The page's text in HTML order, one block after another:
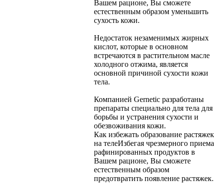
Вашем рационе, Вы сможете
естественным образом уменьшить
сухость кожи.
Недостаток незаменимых жирных
кислот, которые в основном
встречаются в растительном масле
холодного отжима, является
основной причиной сухости кожи
тела.
Компанией Gernetic разработаны
препараты специально для тела для
борьбы и устранения сухости и
обезвоживания кожи.
Как избежать образование растяжек
на телеИзбегая чрезмерного приема
рафинированных продуктов в
Вашем рационе, Вы сможете
естественным образом
предотвратить появление растяжек.